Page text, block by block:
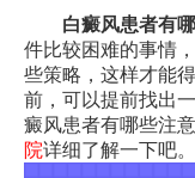
白癜风患者有
件比较困难的事情
些策略，这样才能
前，可以提前找出
癜风患者有哪些注
院详细了解一下吧。